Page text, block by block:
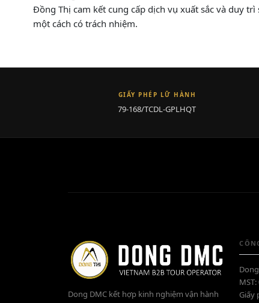
Đồng Thị cam kết cung cấp dịch vụ xuất sắc và duy
một cách có trách nhiệm.
GIẤY PHÉP LỮ HÀNH
79-168/TCDL-GPLHQT
Dong DMC kết hợp kinh nghiệm vận hành
Giấy